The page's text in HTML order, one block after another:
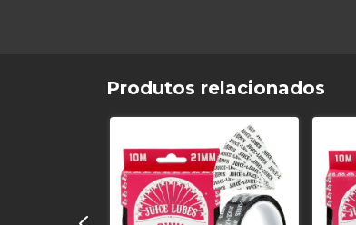
Produtos relacionados